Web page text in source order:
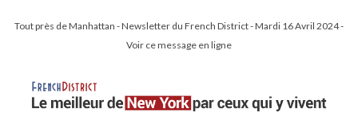
Tout près de Manhattan - Newsletter du French District - Mardi 16 Avril 2024 -
Voir ce message en ligne